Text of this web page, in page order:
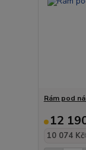
Rám pod
12
10 074 Kč